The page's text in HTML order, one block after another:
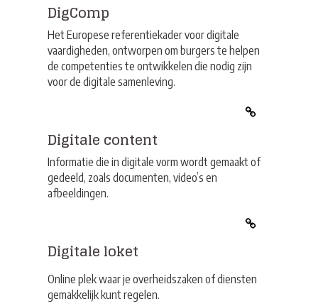
DigComp
Het Europese referentiekader voor digitale
vaardigheden, ontworpen om burgers te helpen
de competenties te ontwikkelen die nodig zijn
voor de digitale samenleving.
Digitale content
Informatie die in digitale vorm wordt gemaakt of
gedeeld, zoals documenten, video’s en
afbeeldingen.
Digitale loket
Online plek waar je overheidszaken of diensten
gemakkelijk kunt regelen.